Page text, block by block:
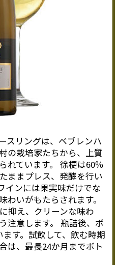
スリングは、ベブレンハ
の栽培家たちから、上質
れています。 徐梗は60％
ままプレス、発酵を行い
インには果実味だけでな
わいがもたらされます。
抑え、クリーンな味わ
注意します。 瓶詰後、ボ
す。試飲して、飲む時期
は、最長24か月までボト